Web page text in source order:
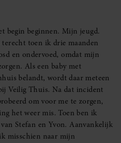
begin beginnen. Mijn jeugd.
toen ik drie maanden
en ondervoed, omdat mijn
Als een baby met
belandt, wordt daar meteen
Veilig Thuis. Na dat incident
om voor me te zorgen,
het weer mis. Toen ben ik
Stefan en Yvon. Aanvankelijk
misschien naar mijn